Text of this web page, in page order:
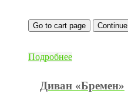
Go to cart page Continue
Подробнее
Диван «Бремен»